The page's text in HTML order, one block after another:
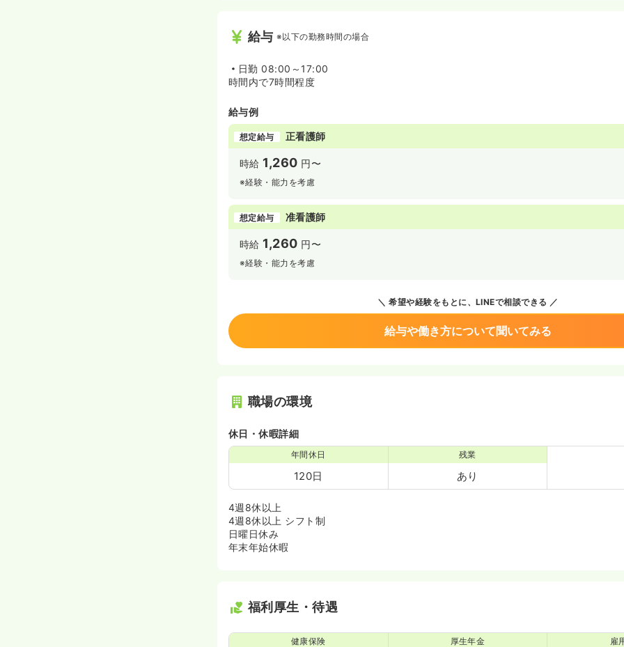
給与 ※以下の勤務時間の場合
日勤 08:00～17:00
時間内で7時間程度
給与例
想定給与 正看護師
時給 1,260 円〜
※経験・能力を考慮
想定給与 准看護師
時給 1,260 円〜
※経験・能力を考慮
希望や経験をもとに、LINEで相談できる
給与や働き方について聞いてみる
職場の環境
休日・休暇詳細
年間休日
120日
残業
あり
4週8休以上
4週8休以上 シフト制
日曜日休み
年末年始休暇
福利厚生・待遇
健康保険 厚生年金 雇